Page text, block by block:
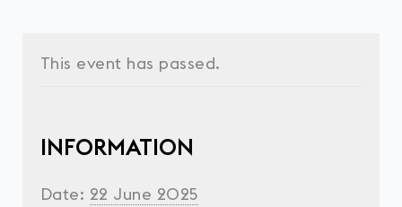
This event has passed.
INFORMATION
Date: 22 June 2025